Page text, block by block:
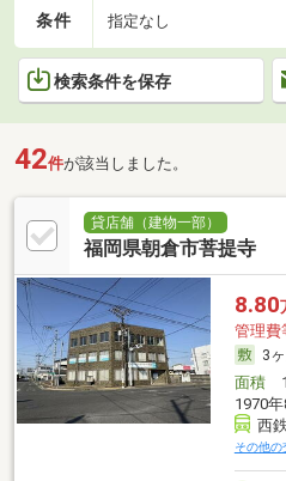
条件 指定なし
検索条件を保存
42件が該当しました。
貸店舗（建物一部）
福岡県朝倉市菩提寺
8.80
管理費
3
面積
1970
西
その他の